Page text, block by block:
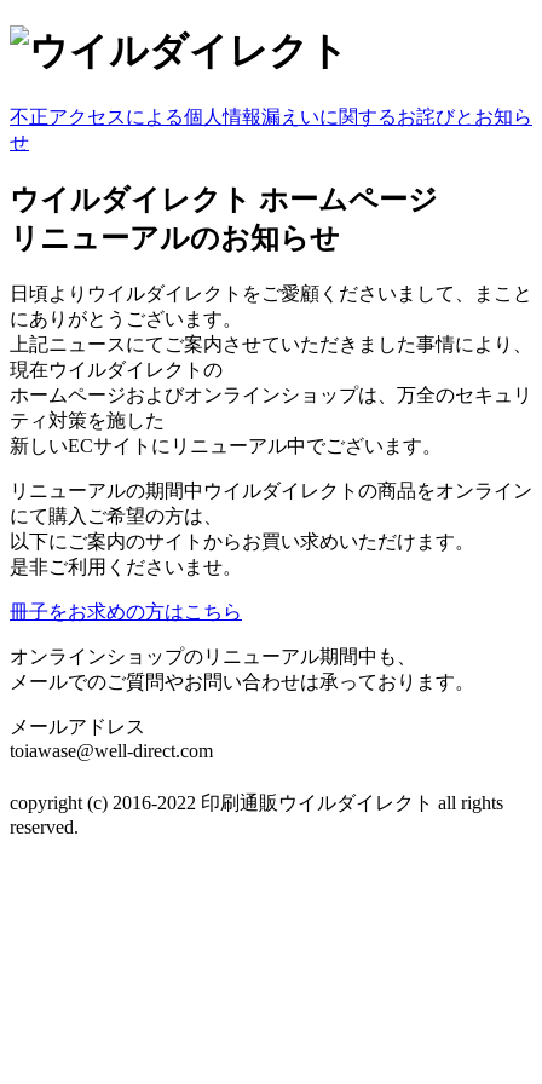
不正アクセスによる個人情報漏えいに関するお詫びとお知ら
せ
ウイルダイレクト ホームページ
リニューアルのお知らせ
日頃よりウイルダイレクトをご愛顧くださいまして、まこと
にありがとうございます。
上記ニュースにてご案内させていただきました事情により、
現在ウイルダイレクトの
ホームページおよびオンラインショップは、万全のセキュリ
ティ対策を施した
新しいECサイトにリニューアル中でございます。
リニューアルの期間中ウイルダイレクトの商品をオンライン
にて購入ご希望の方は、
以下にご案内のサイトからお買い求めいただけます。
是非ご利用くださいませ。
冊子をお求めの方はこちら
オンラインショップのリニューアル期間中も、
メールでのご質問やお問い合わせは承っております。
メールアドレス
toiawase@well-direct.com
copyright (c) 2016-2022 印刷通販ウイルダイレクト all rights
reserved.